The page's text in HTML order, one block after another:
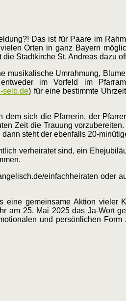
Das ist für Paare im
Orten in ganz Bayern
Stadtkirche St. Andreas dazu
musikalische Umrahmung,
im Vorfeld im
selb.de) für eine bestimmte
sich die Pfarrerin, der
Zeit die Trauung
steht der ebenfalls 20-
verheiratet sind, ein
einfachheiraten oder
gemeinsame Aktion vieler
am 25. Mai 2025 das Ja-Wort
und persönlichen